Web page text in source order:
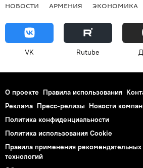
НОВОСТИ АРМЕНИЯ ЭКОНОМИКА
VK Rutube
О проекте Правила использования
Реклама Пресс-релизы Новости
Политика конфиденциальности
Политика использования Cookie
Правила применения рекомендательных
технологий